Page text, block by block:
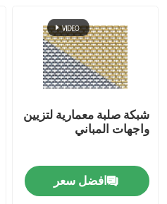
شبكة صلبة معمارية لتزيين
واجهات المباني
افضل سعر